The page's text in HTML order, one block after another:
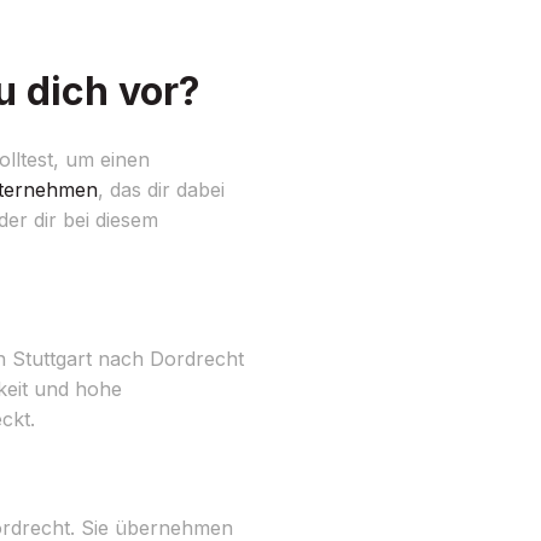
dich vor?
um einen
, das dir dabei
dir bei diesem
Stuttgart nach Dordrecht
und hohe
Sie übernehmen